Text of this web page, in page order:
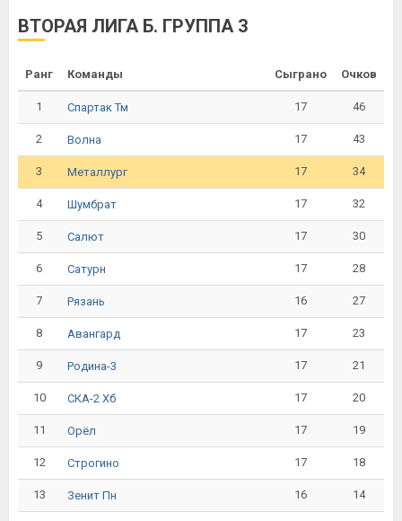
ВТОРАЯ ЛИГА Б. ГРУППА 3
Ранг Команды Сыграно Очков
1 Спартак Тм 17 46
2 Волна 17 43
3 Металлург 17 34
4 Шумбрат 17 32
5 Салют 17 30
6 Сатурн 17 28
7 Рязань 16 27
8 Авангард 17 23
9 Родина-3 17 21
10 СКА-2 Хб 17 20
11 Орёл 17 19
12 Строгино 17 18
13 Зенит Пн 16 14